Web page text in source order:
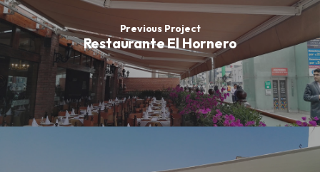
Previous Project
Restaurante El Hornero